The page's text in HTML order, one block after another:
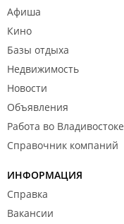
Афиша
Кино
Базы отдыха
Недвижимость
Новости
Объявления
Работа во Владивостоке
Справочник компаний
ИНФОРМАЦИЯ
Справка
Вакансии